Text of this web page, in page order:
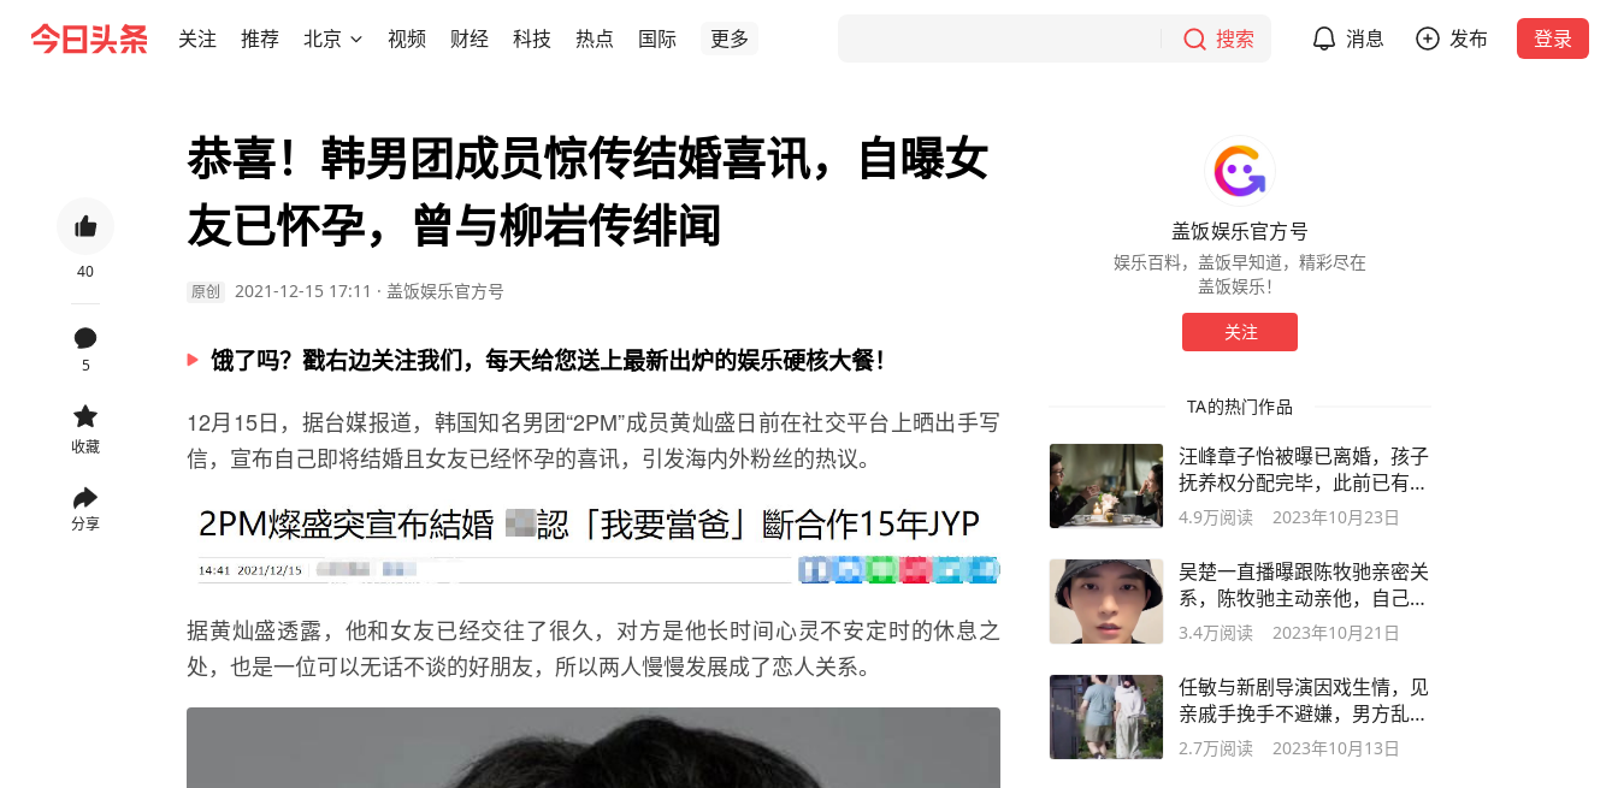
关注 推荐 北京 视频 财经 科技 热点 国际 更多 搜索 消息 发布 登录
40
5
收藏
分享
恭喜！韩男团成员惊传结婚喜讯，自曝女
友已怀孕，曾与柳岩传绯闻
原创 2021-12-15 17:11 · 盖饭娱乐官方号
饿了吗？戳右边关注我们，每天给您送上最新出炉的娱乐硬核大餐！
12月15日，据台媒报道，韩国知名男团“2PM”成员黄灿盛日前在社交平台上晒出手写
信，宣布自己即将结婚且女友已经怀孕的喜讯，引发海内外粉丝的热议。
据黄灿盛透露，他和女友已经交往了很久，对方是他长时间心灵不安定时的休息之
处，也是一位可以无话不谈的好朋友，所以两人慢慢发展成了恋人关系。
盖饭娱乐官方号
娱乐百料，盖饭早知道，精彩尽在
盖饭娱乐！
关注
TA的热门作品
汪峰章子怡被曝已离婚，孩子
抚养权分配完毕，此前已有端
倪
4.9万阅读 2023年10月23日
吴楚一直播曝跟陈牧驰亲密关
系，陈牧驰主动亲他，自己有
个私生子
3.4万阅读 2023年10月21日
任敏与新剧导演因戏生情，见
亲戚手挽手不避嫌，男方乱扔
烟头被拍
2.7万阅读 2023年10月13日